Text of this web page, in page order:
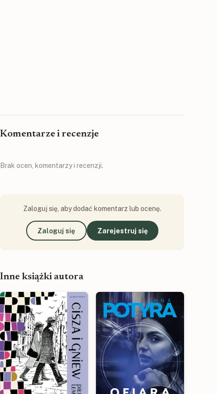
Komentarze i recenzje
Brak ocen, komentarzy i recenzji.
Zaloguj się, aby dodać komentarz lub ocenę.
Zaloguj się Zarejestruj się
Inne książki autora